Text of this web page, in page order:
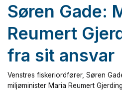
Søren Gade:
Reumert
fra sit ansvar
Venstres fiskeriordfører, Søren
miljøminister Maria Reumert